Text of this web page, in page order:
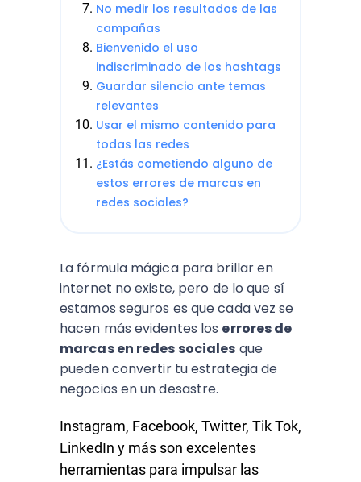
No medir los resultados de las
campañas
Bienvenido el uso
indiscriminado de los hashtags
Guardar silencio ante temas
relevantes
Usar el mismo contenido para
todas las redes
¿Estás cometiendo alguno de
estos errores de marcas en
redes sociales?
La fórmula mágica para brillar en
internet no existe, pero de lo que sí
estamos seguros es que cada vez se
hacen más evidentes los errores de
marcas en redes sociales que
pueden convertir tu estrategia de
negocios en un desastre.
Instagram, Facebook, Twitter, Tik Tok,
LinkedIn y más son excelentes
herramientas para impulsar las